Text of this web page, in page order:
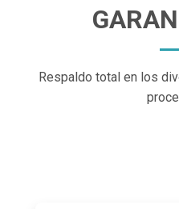
Respaldo total en los